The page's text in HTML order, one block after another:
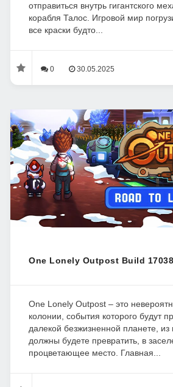
отправиться внутрь гигантского
корабля Талос. Игровой мир
все краски будто...
0 30.05.2025
One Lonely Outpost Build
One Lonely Outpost – это
колонии, события которого будут
далекой безжизненной планете, из
должны будете превратить, в
процветающее место. Главная...